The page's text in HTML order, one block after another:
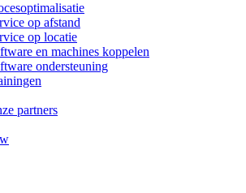
op afstand
op locatie
en machines koppelen
ondersteuning
partners